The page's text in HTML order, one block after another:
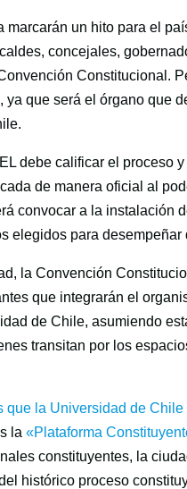
un hito para el
concejales,
Constitucional.
que será el órgano que
debe calificar el proceso
de manera oficial al
convocar a la instalación
elegidos para desempeñar
la Convención
que integrarán el
de Chile, asumiendo
transitan por los
que la Universidad de
la«Plataforma
constituyentes, la
histórico proceso